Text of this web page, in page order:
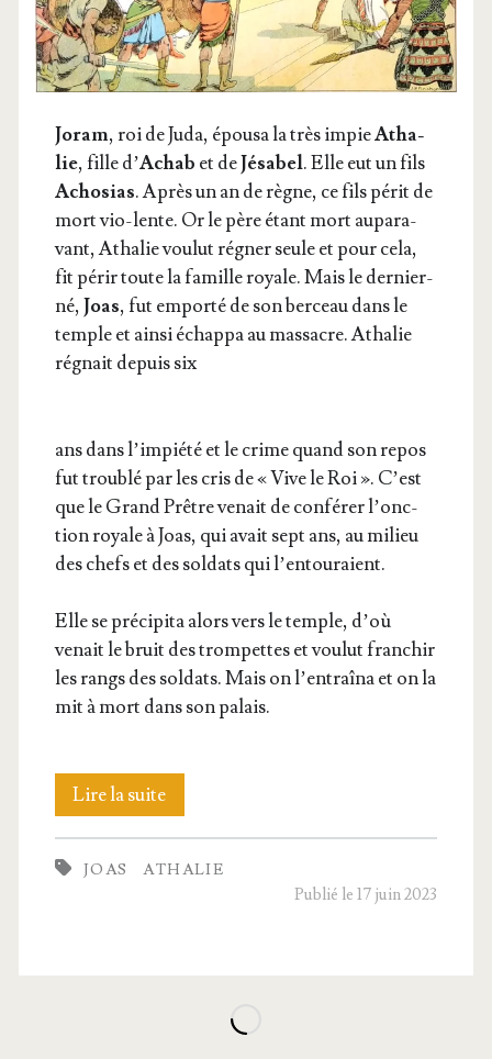
Joram, roi de Juda, épou­sa la très impieAtha­
lie, fille d’Achab et deJésa­bel. Elle eut un fils
Acho­sias. Après un an de règne, ce fils périt de
mort vio-lente. Or le père étant mort aupa­ra­
vant, Atha­lie vou­lut régner seule et pour cela,
fit périr toute la famille royale. Mais le der­nier-
né,Joas, fut empor­té de son ber­ceau dans le
temple et ain­si échap­pa au mas­sacre. Atha­lie
régnait depuis six
ans dans l’im­pié­té et le crime quand son repos
fut trou­blé par les cris de « Vive le Roi ». C’est
que le Grand Prêtre venait de confé­rer l’onc­
tion royale à Joas, qui avait sept ans, au milieu
des chefs et des sol­dats qui l’entouraient.
Elle se pré­ci­pi­ta alors vers le temple, d’où
venait le bruit des trom­pettes et vou­lut fran­chir
les rangs des sol­dats. Mais on l’en­traî­na et on la
mit à mort dans son palais.
Lire la suite41.
Atha­
lie
JOAS
ATHALIE
Publié le 17 juin 2023